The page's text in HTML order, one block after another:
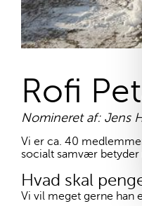
Rofi
Nomineret af: Jens
Vi er ca. 40
socialt samvær betyder
Hvad skal
Vi vil meget gerne han